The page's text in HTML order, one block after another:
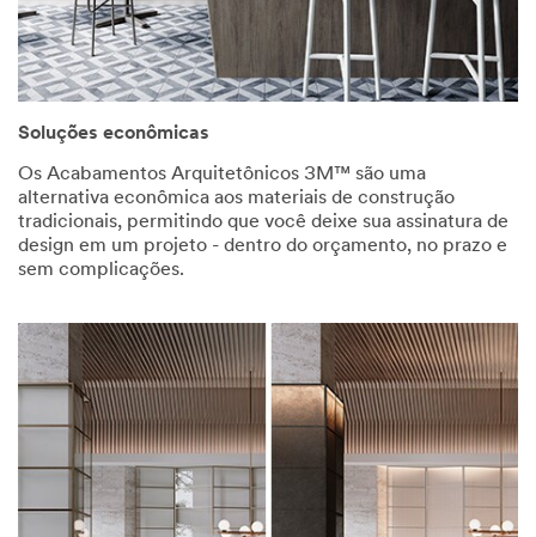
Soluções econômicas
Os Acabamentos Arquitetônicos 3M™ são uma
alternativa econômica aos materiais de construção
tradicionais, permitindo que você deixe sua assinatura de
design em um projeto - dentro do orçamento, no prazo e
sem complicações.